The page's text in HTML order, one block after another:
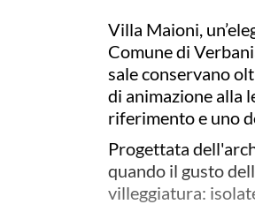
Villa Maioni,
Comune di
sale conservano
di animazione alla
riferimento e uno
Progettata
quando il gusto
villeggiatura: